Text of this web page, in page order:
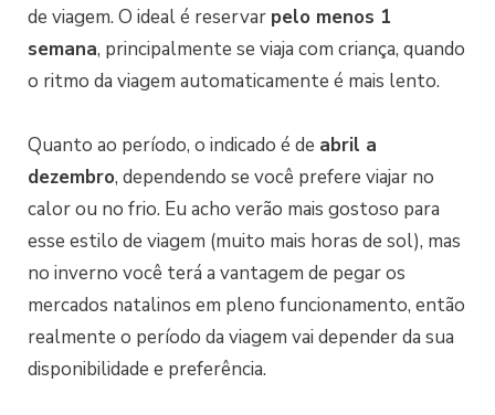
de viagem. O ideal é reservar pelo menos 1
semana, principalmente se viaja com criança, quando
o ritmo da viagem automaticamente é mais lento.
Quanto ao período, o indicado é de abril a
dezembro, dependendo se você prefere viajar no
calor ou no frio. Eu acho verão mais gostoso para
esse estilo de viagem (muito mais horas de sol), mas
no inverno você terá a vantagem de pegar os
mercados natalinos em pleno funcionamento, então
realmente o período da viagem vai depender da sua
disponibilidade e preferência.